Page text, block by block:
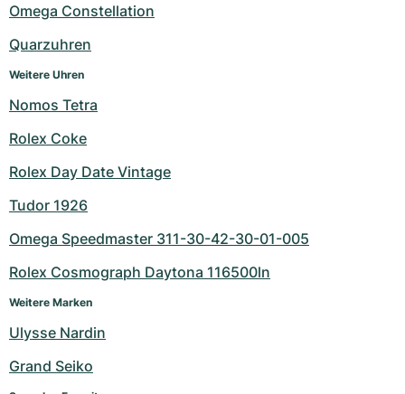
Omega Constellation
Quarzuhren
Weitere Uhren
Nomos Tetra
Rolex Coke
Rolex Day Date Vintage
Tudor 1926
Omega Speedmaster 311-30-42-30-01-005
Rolex Cosmograph Daytona 116500ln
Weitere Marken
Ulysse Nardin
Grand Seiko